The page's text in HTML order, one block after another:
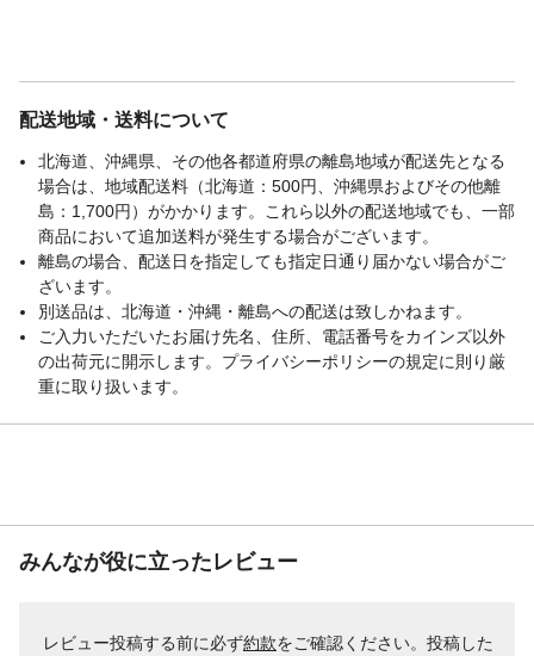
配送地域・送料について
北海道、沖縄県、その他各都道府県の離島地域が配送先となる
場合は、地域配送料（北海道：500円、沖縄県およびその他離
島：1,700円）がかかります。これら以外の配送地域でも、一部
商品において追加送料が発生する場合がございます。
離島の場合、配送日を指定しても指定日通り届かない場合がご
ざいます。
別送品は、北海道・沖縄・離島への配送は致しかねます。
ご入力いただいたお届け先名、住所、電話番号をカインズ以外
の出荷元に開示します。プライバシーポリシーの規定に則り厳
重に取り扱います。
みんなが役に立ったレビュー
レビュー投稿する前に必ず約款をご確認ください。投稿した